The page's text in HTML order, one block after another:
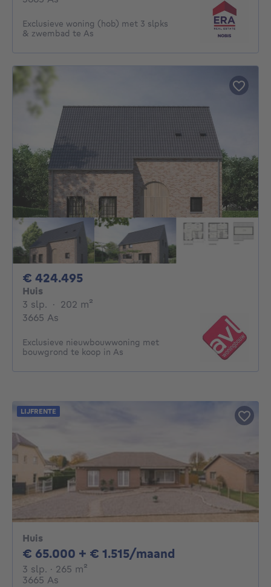
Exclusieve woning (hob) met 3 slpks
& zwembad te As
€ 424.495424495€
Huis
3 slp. 3 slaapkamers
· 202 m²
3665 As
Exclusieve nieuwbouwwoning met
bouwgrond te koop in As
Huis
€ 65.000 + € 1.515/maand
3 slp. 3 slaapkamers
· 265 m²
3665 As
LIJFRENTE